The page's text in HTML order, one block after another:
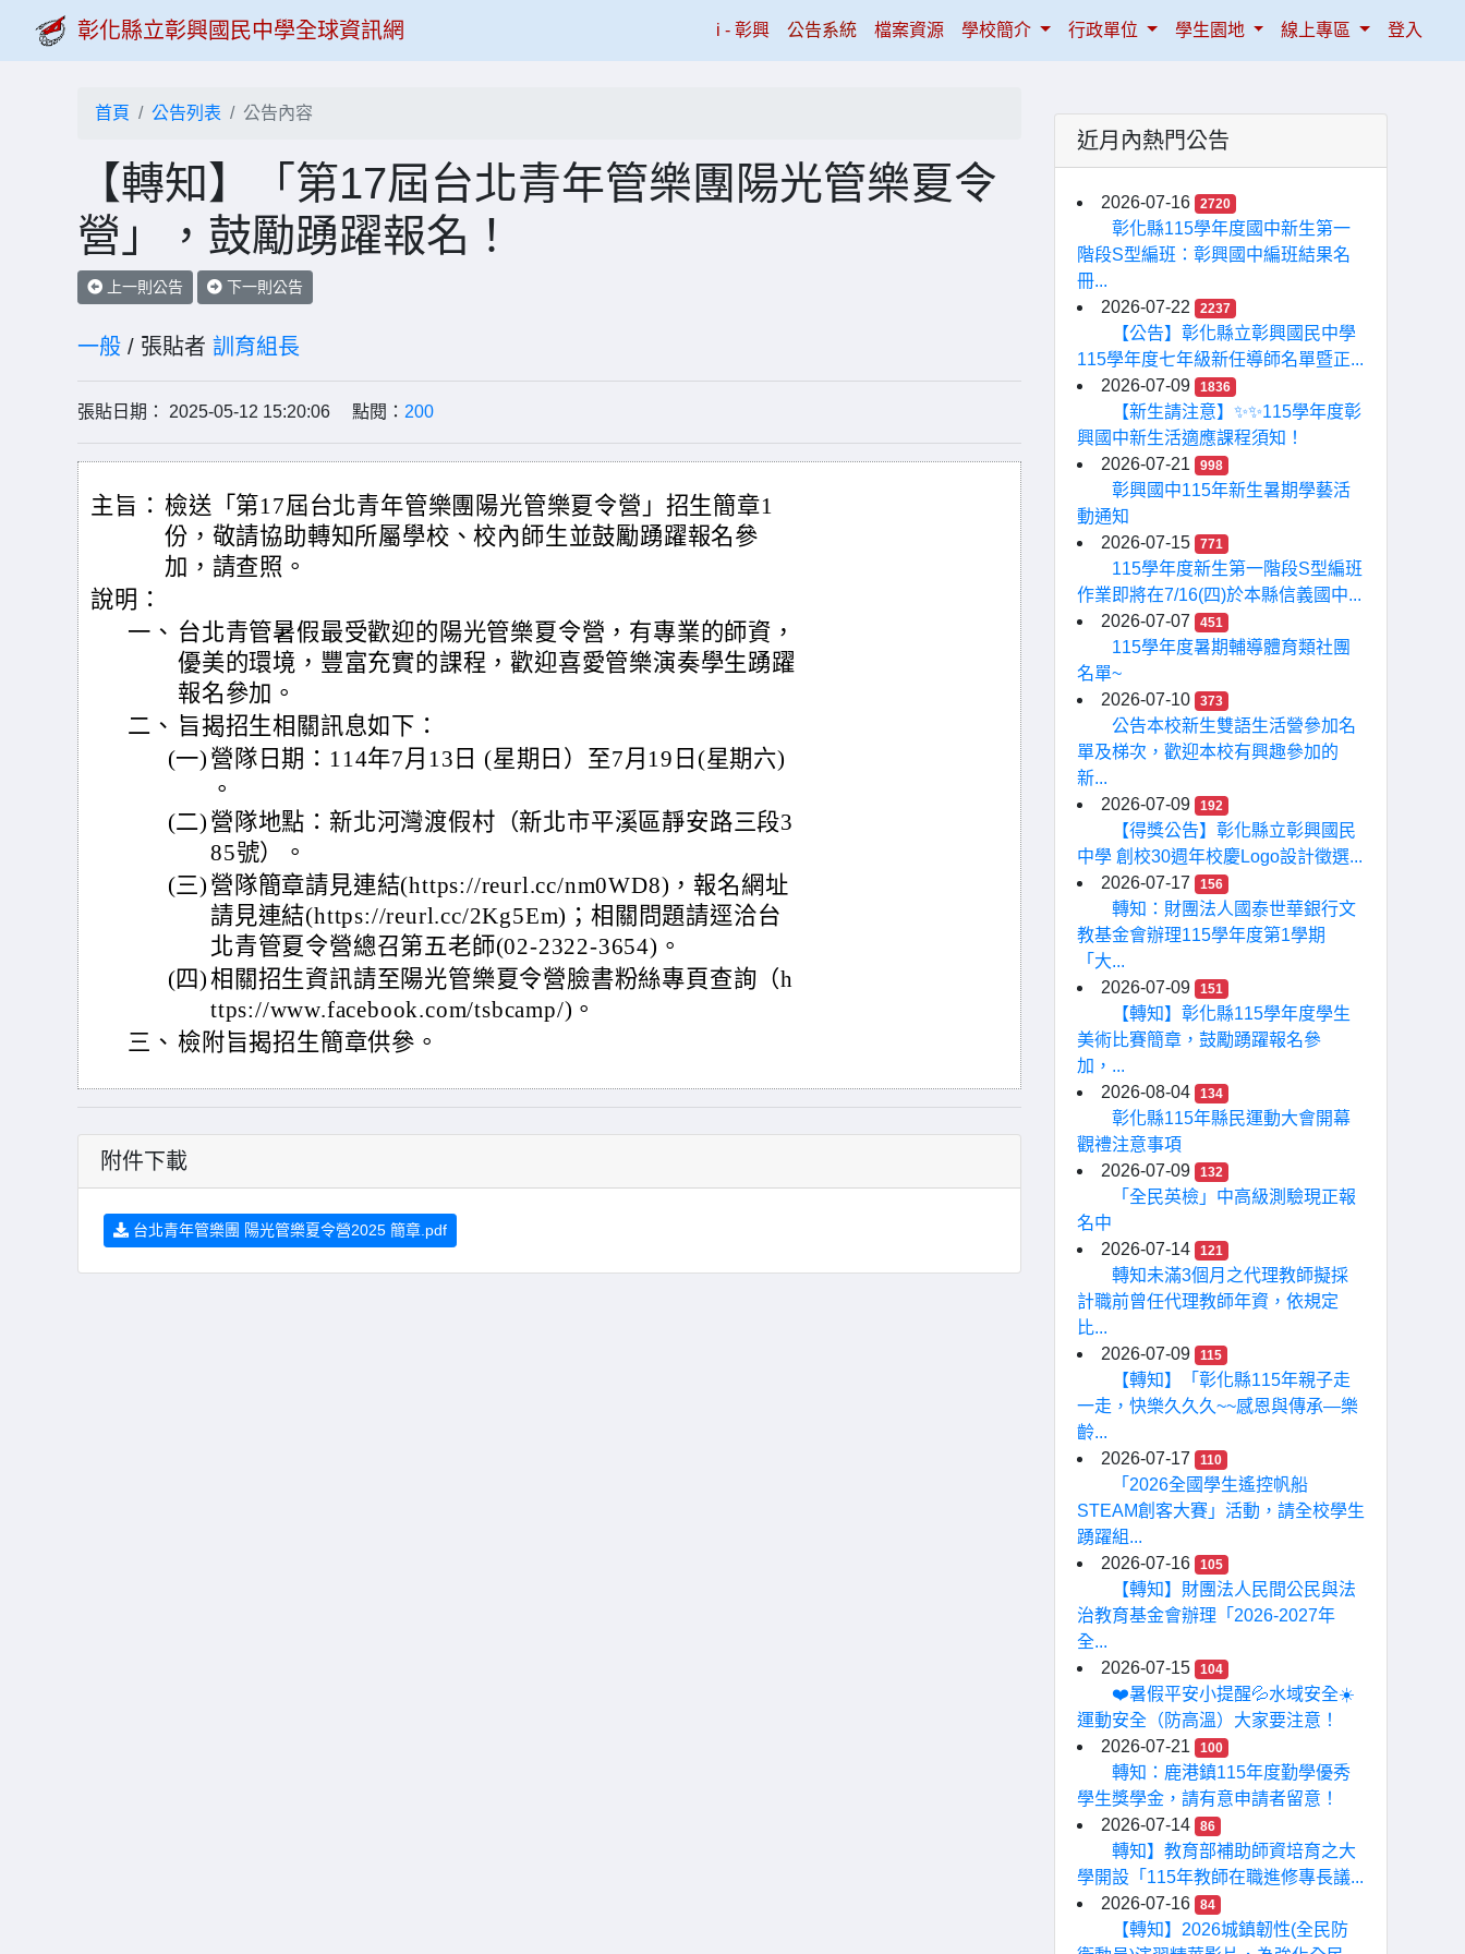
彰化縣立彰興國民中學全球資訊網 i - 彰興(current)
公告系統 檔案資源 學校簡介 行政單位 學生園地 線上專區 登入
首頁 公告列表 公告內容
【轉知】「第17屆台北青年管樂團陽光管樂夏令
營」，鼓勵踴躍報名！
上一則公告 下一則公告
一般 / 張貼者 訓育組長
張貼日期： 2025-05-12 15:20:06 點閱： 200
主旨： 檢送「第17屆台北青年管樂團陽光管樂夏令營」招生簡章1
份，敬請協助轉知所屬學校、校內師生並鼓勵踴躍報名參
加，請查照。
說明：
一、 台北青管暑假最受歡迎的陽光管樂夏令營，有專業的師資，
優美的環境，豐富充實的課程，歡迎喜愛管樂演奏學生踴躍
報名參加。
二、 旨揭招生相關訊息如下：
(一) 營隊日期：114年7月13日 (星期日）至7月19日(星期六)
。
(二) 營隊地點：新北河灣渡假村（新北市平溪區靜安路三段3
85號）。
(三) 營隊簡章請見連結(https://reurl.cc/nm0WD8)，報名網址
請見連結(https://reurl.cc/2Kg5Em)；相關問題請逕洽台
北青管夏令營總召第五老師(02-2322-3654)。
(四)相關招生資訊請至陽光管樂夏令營臉書粉絲專頁查詢（h
ttps://www.facebook.com/tsbcamp/)。
三、 檢附旨揭招生簡章供參。
附件下載
台北青年管樂團 陽光管樂夏令營2025 簡章.pdf
近月內熱門公告
2026-07-16 2720
彰化縣115學年度國中新生第一
階段S型編班：彰興國中編班結果名
冊...
2026-07-22
2237
【公告】彰化縣立彰興國民中學
115學年度七年級新任導師名單暨正...
2026-07-09
1836
【新生請注意】✨✨115學年度彰
興國中新生活適應課程須知！
2026-07-21
998
彰興國中115年新生暑期學藝活
動通知
2026-07-15
771
115學年度新生第一階段S型編班
作業即將在7/16(四)於本縣信義國中...
2026-07-07
451
115學年度暑期輔導體育類社團
名單~
2026-07-10
373
公告本校新生雙語生活營參加名
單及梯次，歡迎本校有興趣參加的
新...
2026-07-09
192
【得獎公告】彰化縣立彰興國民
中學 創校30週年校慶Logo設計徵選...
2026-07-17
156
轉知：財團法人國泰世華銀行文
教基金會辦理115學年度第1學期
「大...
2026-07-09
151
【轉知】彰化縣115學年度學生
美術比賽簡章，鼓勵踴躍報名參
加，...
2026-08-04
134
彰化縣115年縣民運動大會開幕
觀禮注意事項
2026-07-09
132
「全民英檢」中高級測驗現正報
名中
2026-07-14
121
轉知未滿3個月之代理教師擬採
計職前曾任代理教師年資，依規定
比...
2026-07-09
115
【轉知】「彰化縣115年親子走
一走，快樂久久久~~感恩與傳承—樂
齡...
2026-07-17
110
「2026全國學生遙控帆船
STEAM創客大賽」活動，請全校學生
踴躍組...
2026-07-16
105
【轉知】財團法人民間公民與法
治教育基金會辦理「2026-2027年
全...
2026-07-15
104
❤️暑假平安小提醒💦水域安全☀️
運動安全（防高溫）大家要注意！
2026-07-21
100
轉知：鹿港鎮115年度勤學優秀
學生獎學金，請有意申請者留意！
2026-07-14
86
轉知】教育部補助師資培育之大
學開設「115年教師在職進修專長議...
2026-07-16
84
【轉知】2026城鎮韌性(全民防